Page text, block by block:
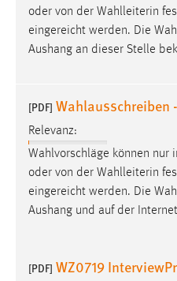
oder von der Wahlleiterin
eingereicht werden. Die
Aushang an dieser Stelle
[PDF] Wahlausschreiben
Relevanz:
Wahlvorschläge können nur
oder von der Wahlleiterin
eingereicht werden. Die
Aushang und auf der
[PDF] WZ0719
STATISTIK
unsere Besucher unsere
Matomo
Name:
_pk_ref, _pk_cvar, _pk_id,
Cookie Laufzeit: